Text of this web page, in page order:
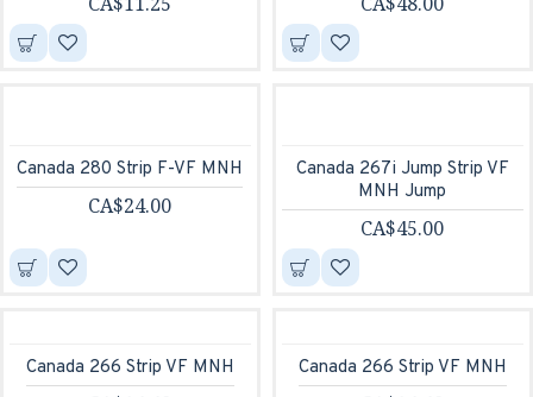
Canada 280 Strip F-VF MNH
CA$24.00
Canada 267i Jump Strip VF
MNH Jump
CA$45.00
Canada 266 Strip VF MNH Canada 266 Strip VF MNH